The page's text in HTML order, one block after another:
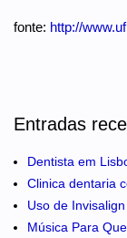
fonte: http://
Entradas
Dentista em
Clinica dentaria
Uso de
Música Para